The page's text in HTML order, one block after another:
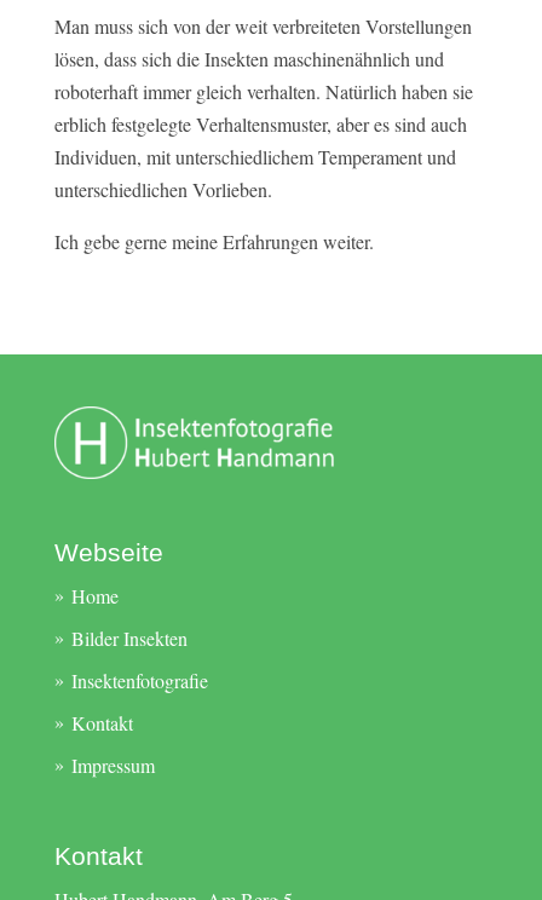
Man muss sich von der weit verbreiteten Vorstellungen
lösen, dass sich die Insekten maschinenähnlich und
roboterhaft immer gleich verhalten. Natürlich haben sie
erblich festgelegte Verhaltensmuster, aber es sind auch
Individuen, mit unterschiedlichem Temperament und
unterschiedlichen Vorlieben.
Ich gebe gerne meine Erfahrungen weiter.
Webseite
Home
Bilder Insekten
Insektenfotografie
Kontakt
Impressum
Kontakt